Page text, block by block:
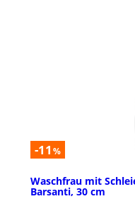
-11 %
Waschfrau mit
Barsanti, 30 cm